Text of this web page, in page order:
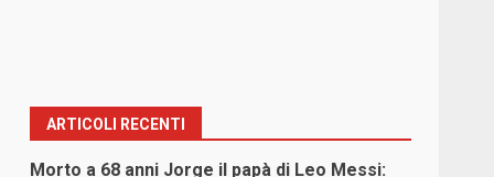
ARTICOLI RECENTI
Morto a 68 anni Jorge il papà di Leo Messi: